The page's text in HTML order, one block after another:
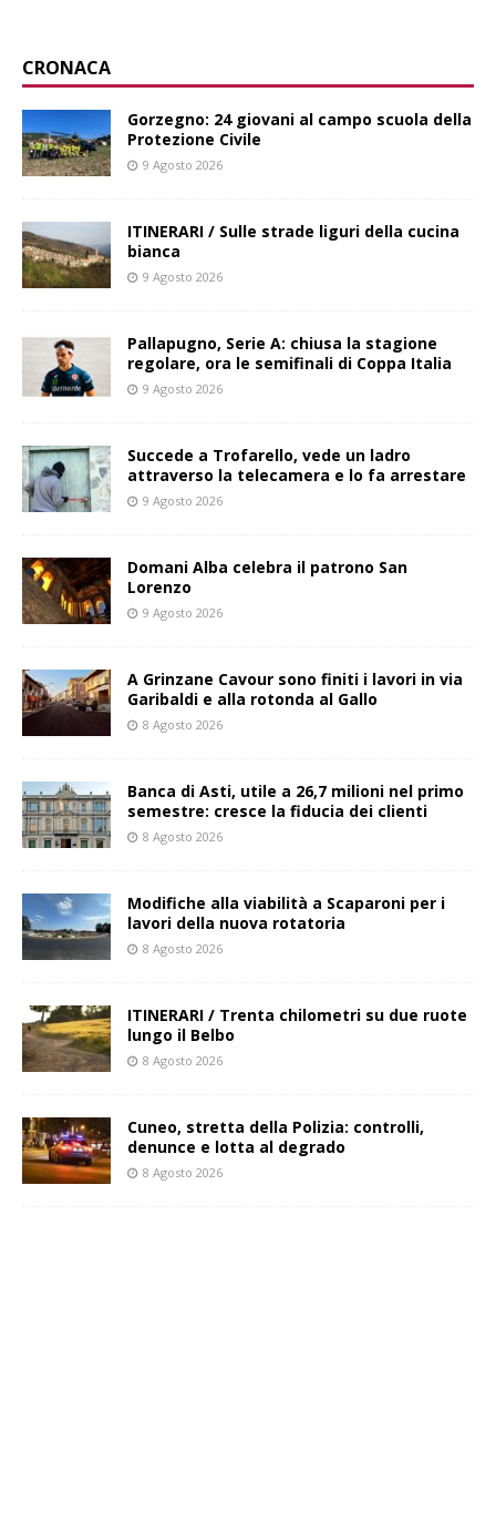
CRONACA
Gorzegno: 24 giovani al campo scuola della
Protezione Civile
9 Agosto 2026
ITINERARI / Sulle strade liguri della cucina
bianca
9 Agosto 2026
Pallapugno, Serie A: chiusa la stagione
regolare, ora le semifinali di Coppa Italia
9 Agosto 2026
Succede a Trofarello, vede un ladro
attraverso la telecamera e lo fa arrestare
9 Agosto 2026
Domani Alba celebra il patrono San
Lorenzo
9 Agosto 2026
A Grinzane Cavour sono finiti i lavori in via
Garibaldi e alla rotonda al Gallo
8 Agosto 2026
Banca di Asti, utile a 26,7 milioni nel primo
semestre: cresce la fiducia dei clienti
8 Agosto 2026
Modifiche alla viabilità a Scaparoni per i
lavori della nuova rotatoria
8 Agosto 2026
ITINERARI / Trenta chilometri su due ruote
lungo il Belbo
8 Agosto 2026
Cuneo, stretta della Polizia: controlli,
denunce e lotta al degrado
8 Agosto 2026